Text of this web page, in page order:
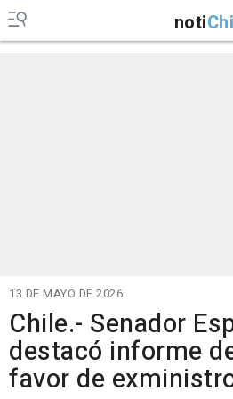
noti
13 DE MAYO DE 2026
Chile.- Senador
destacó informe
favor de